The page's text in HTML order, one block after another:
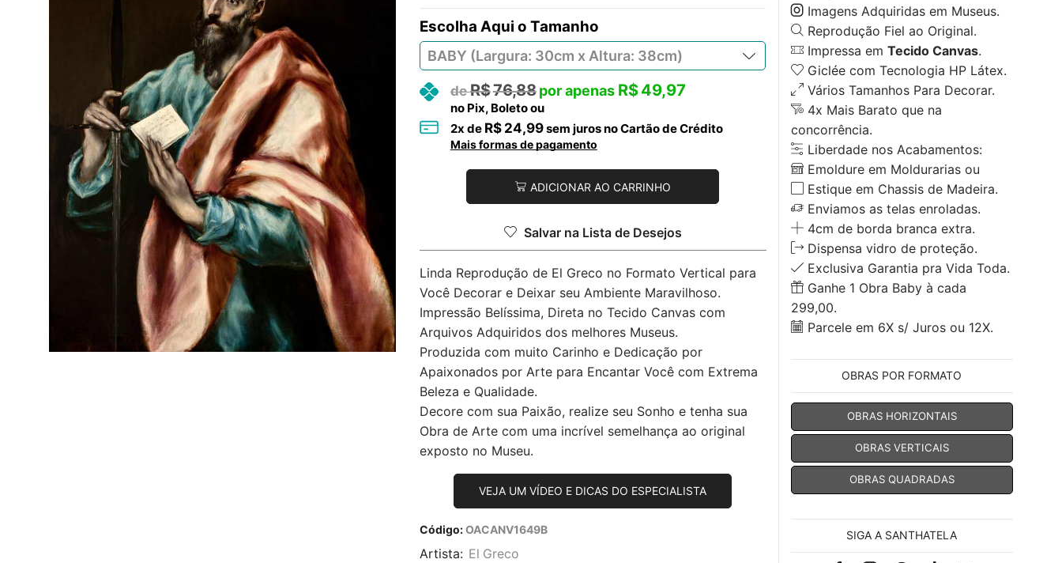
Tamanho
R$76,88 R$49,97
no Pix, Boleto ou
2x de R$ 24,99sem juros no Cartão de Crédito
Mais formas de pagamento
ADICIONAR AO CARRINHO
Salvar na Lista de Desejos
Linda Reprodução de El Greco no Formato Vertical para
Você Decorar e Deixar seu Ambiente Maravilhoso.
Impressão Belíssima, Direta no Tecido Canvas com
Arquivos Adquiridos dos melhores Museus.
Produzida com muito Carinho e Dedicação por
Apaixonados por Arte para Encantar Você com Extrema
Beleza e Qualidade.
Decore com sua Paixão, realize seu Sonho e tenha sua
Obra de Arte com uma incrível semelhança ao original
exposto no Museu.
VEJA UM VÍDEO E DICAS DO ESPECIALISTA
Código:OACANV1649B
Artista: El Greco
Imagens Adquiridas em Museus.
Reprodução Fiel ao Original.
Impressa em Tecido Canvas.
Giclée com Tecnologia HP Látex.
Vários Tamanhos Para Decorar.
4x Mais Barato que na
concorrência.
Liberdade nos Acabamentos:
Emoldure em Moldurarias ou
Estique em Chassis de Madeira.
Enviamos as telas enroladas.
4cm de borda branca extra.
Dispensa vidro de proteção.
Exclusiva Garantia pra Vida Toda.
Ganhe 1 Obra Baby à cada
299,00.
Parcele em 6X s/ Juros ou 12X.
OBRAS POR FORMATO
OBRAS HORIZONTAIS
OBRAS VERTICAIS
OBRAS QUADRADAS
SIGA A SANTHATELA